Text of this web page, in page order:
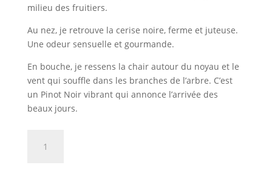
milieu des fruitiers.
Au nez, je retrouve la cerise noire, ferme et juteuse.
Une odeur sensuelle et gourmande.
En bouche, je ressens la chair autour du noyau et le
vent qui souffle dans les branches de l’arbre. C’est
un Pinot Noir vibrant qui annonce l’arrivée des
beaux jours.